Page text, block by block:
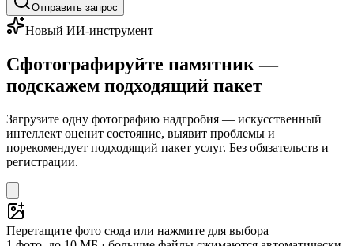
Отправить запрос
Новый ИИ-инструмент
Сфотографируйте памятник —
подскажем подходящий пакет
Загрузите одну фотографию надгробия — искусственный
интеллект оценит состояние, выявит проблемы и
порекомендует подходящий пакет услуг. Без обязательств и
регистрации.
Перетащите фото сюда или нажмите для выбора